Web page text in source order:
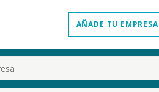
AÑADE TU EMPRESA